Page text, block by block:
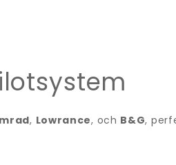
, Lowrance, och B&G,